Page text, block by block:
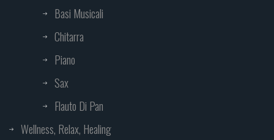
Basi Musicali
Chitarra
Piano
Sax
Flauto Di Pan
Wellness, Relax, Healing